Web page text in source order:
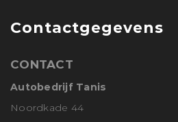
Contactgegevens
CONTACT
Autobedrijf Tanis
Noordkade 44